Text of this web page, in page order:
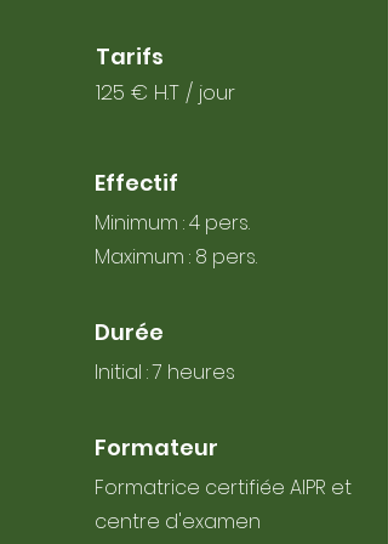
Tarifs
125 € H.T / jour
Effectif
Minimum : 4 pers.
Maximum : 8 pers.
Durée
Initial :7 heures
Formateur
Formatrice certifiée AIPR et
centre d'examen